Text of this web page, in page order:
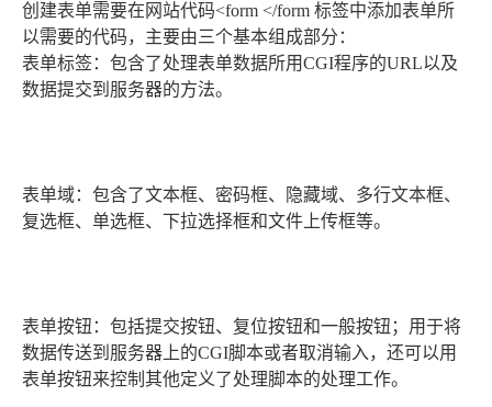
创建表单需要在网站代码<form </form 标签中添加表单所
以需要的代码，主要由三个基本组成部分：
表单标签：包含了处理表单数据所用CGI程序的URL以及
数据提交到服务器的方法。
表单域：包含了文本框、密码框、隐藏域、多行文本框、
复选框、单选框、下拉选择框和文件上传框等。
表单按钮：包括提交按钮、复位按钮和一般按钮；用于将
数据传送到服务器上的CGI脚本或者取消输入，还可以用
表单按钮来控制其他定义了处理脚本的处理工作。